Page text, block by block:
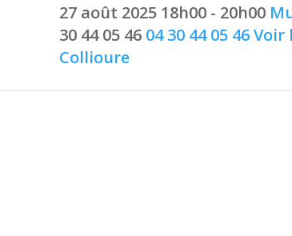
27 août 2025 18h00 - 20h00
30 44 05 46 04 30 44 05 46Voir
Collioure